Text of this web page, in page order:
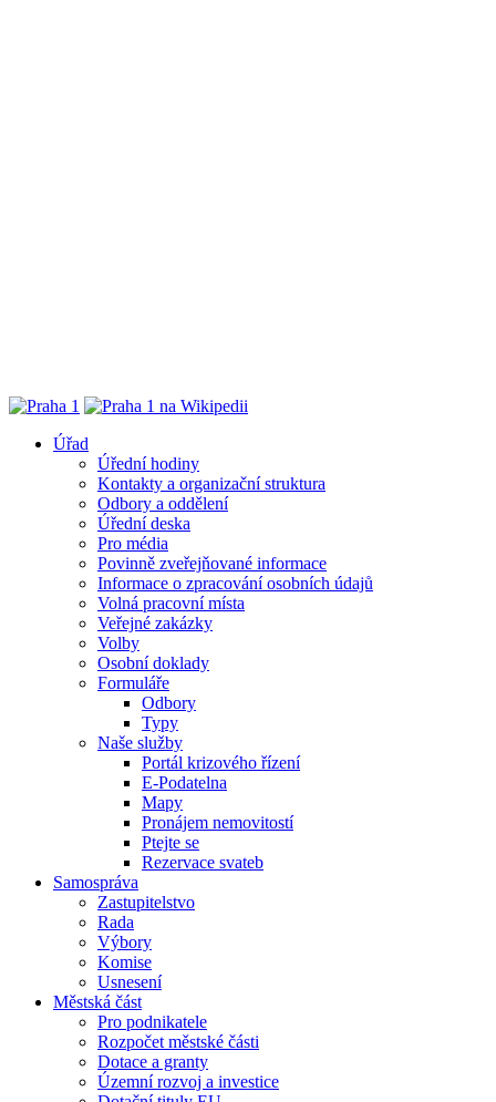
Úřad
Úřední hodiny
Kontakty a organizační struktura
Odbory a oddělení
Úřední deska
Pro média
Povinně zveřejňované informace
Informace o zpracování osobních údajů
Volná pracovní místa
Veřejné zakázky
Volby
Osobní doklady
Formuláře
Odbory
Typy
Naše služby
Portál krizového řízení
E-Podatelna
Mapy
Pronájem nemovitostí
Ptejte se
Rezervace svateb
Samospráva
Zastupitelstvo
Rada
Výbory
Komise
Usnesení
Městská část
Pro podnikatele
Rozpočet městské části
Dotace a granty
Územní rozvoj a investice